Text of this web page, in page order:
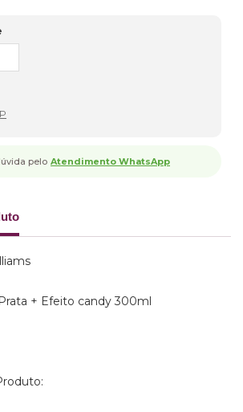
pelo Atendimento WhatsApp
+ Efeito candy 300ml